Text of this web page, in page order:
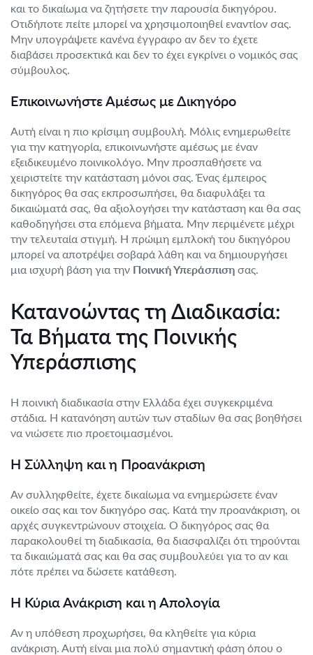
και το δικαίωμα να ζητήσετε την παρουσία δικηγόρου.
Οτιδήποτε πείτε μπορεί να χρησιμοποιηθεί εναντίον σας.
Μην υπογράψετε κανένα έγγραφο αν δεν το έχετε
διαβάσει προσεκτικά και δεν το έχει εγκρίνει ο νομικός σας
σύμβουλος.
Επικοινωνήστε Αμέσως με Δικηγόρο
Αυτή είναι η πιο κρίσιμη συμβουλή. Μόλις ενημερωθείτε
για την κατηγορία, επικοινωνήστε αμέσως με έναν
εξειδικευμένο ποινικολόγο. Μην προσπαθήσετε να
χειριστείτε την κατάσταση μόνοι σας. Ένας έμπειρος
δικηγόρος θα σας εκπροσωπήσει, θα διαφυλάξει τα
δικαιώματά σας, θα αξιολογήσει την κατάσταση και θα σας
καθοδηγήσει στα επόμενα βήματα. Μην περιμένετε μέχρι
την τελευταία στιγμή. Η πρώιμη εμπλοκή του δικηγόρου
μπορεί να αποτρέψει σοβαρά λάθη και να δημιουργήσει
μια ισχυρή βάση για την Ποινική Υπεράσπιση σας.
Κατανοώντας τη Διαδικασία:
Τα Βήματα της Ποινικής
Υπεράσπισης
Η ποινική διαδικασία στην Ελλάδα έχει συγκεκριμένα
στάδια. Η κατανόηση αυτών των σταδίων θα σας βοηθήσει
να νιώσετε πιο προετοιμασμένοι.
Η Σύλληψη και η Προανάκριση
Αν συλληφθείτε, έχετε δικαίωμα να ενημερώσετε έναν
οικείο σας και τον δικηγόρο σας. Κατά την προανάκριση, οι
αρχές συγκεντρώνουν στοιχεία. Ο δικηγόρος σας θα
παρακολουθεί τη διαδικασία, θα διασφαλίζει ότι τηρούνται
τα δικαιώματά σας και θα σας συμβουλεύει για το αν και
πότε πρέπει να δώσετε κατάθεση.
Η Κύρια Ανάκριση και η Απολογία
Αν η υπόθεση προχωρήσει, θα κληθείτε για κύρια
ανάκριση. Αυτή είναι μια πολύ σημαντική φάση όπου ο